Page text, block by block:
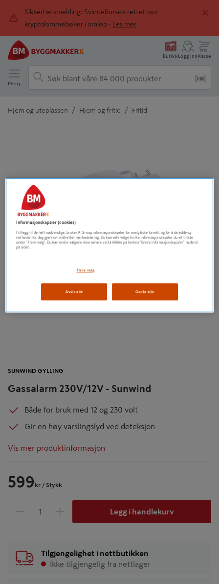
Sikkerhetsmelding: Svindelforsøk rettet mot
kryptolommebøker i omløp -
Les mer
ButikkLogg innKasse
Meny
Hjem og uteplassen / Hjem og fritid / Fritid
Gassalarm 230V/12V - Sunwind
SUNWIND GYLLING
Både for bruk med 12 og 230 volt
Gir en høy varslingslyd ved deteksjon
Vis mer produktinformasjon
599 kr / Stykk
1 produkter
Legg i handlekurv
Tilgjengelighet i nettbutikken
Ikke tilgjengelig fra nettlager
Informasjonskapsler (cookies)
I tillegg til de helt nødvendige, bruker K Group informasjonskapsler for analytiske formål, og for å skreddersy
nettsiden for deg gjennom målrettet markedsføring. Du kan selv velge hvilke informasjonskapsler du vil tillate
under "Flere valg". Du kan endre valgene dine senere ved å klikke på lenken "Endre informasjonskapsler" nederst
på siden.
Flere valg
Avvis alle Godta alle